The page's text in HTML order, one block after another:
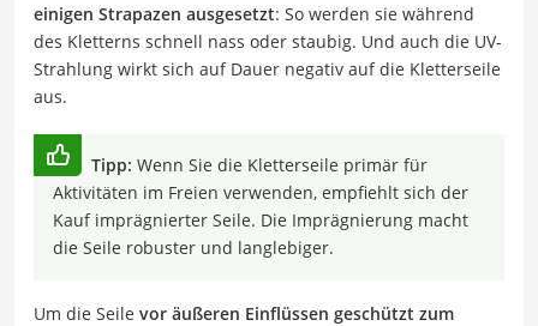
einigen Strapazen ausgesetzt: So werden sie während
des Kletterns schnell nass oder staubig. Und auch die UV-
Strahlung wirkt sich auf Dauer negativ auf die Kletterseile
aus.
Tipp: Wenn Sie die Kletterseile primär für
Aktivitäten im Freien verwenden, empfiehlt sich der
Kauf imprägnierter Seile. Die Imprägnierung macht
die Seile robuster und langlebiger.
Um die Seile vor äußeren Einflüssen geschützt zum